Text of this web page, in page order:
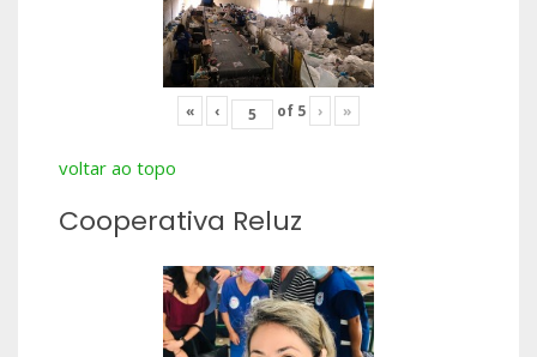
« ‹ of 5 › »
voltar ao topo
Cooperativa Reluz